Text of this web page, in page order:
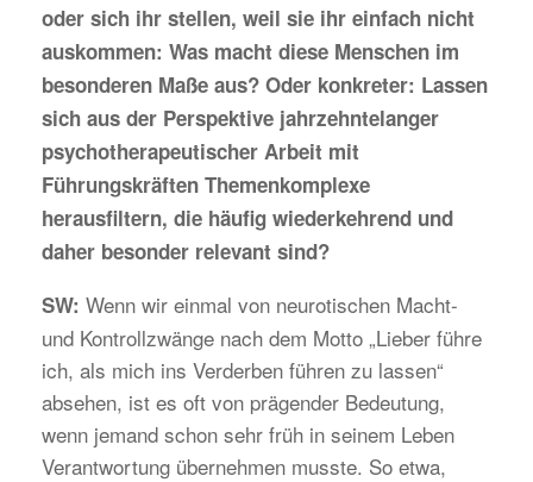
oder sich ihr stellen, weil sie ihr einfach nicht
auskommen: Was macht diese Menschen im
besonderen Maße aus? Oder konkreter: Lassen
sich aus der Perspektive jahrzehntelanger
psychotherapeutischer Arbeit mit
Führungskräften Themenkomplexe
herausfiltern, die häufig wiederkehrend und
daher besonder relevant sind?
SW: Wenn wir einmal von neurotischen Macht-
und Kontrollzwänge nach dem Motto „Lieber führe
ich, als mich ins Verderben führen zu lassen“
absehen, ist es oft von prägender Bedeutung,
wenn jemand schon sehr früh in seinem Leben
Verantwortung übernehmen musste. So etwa,